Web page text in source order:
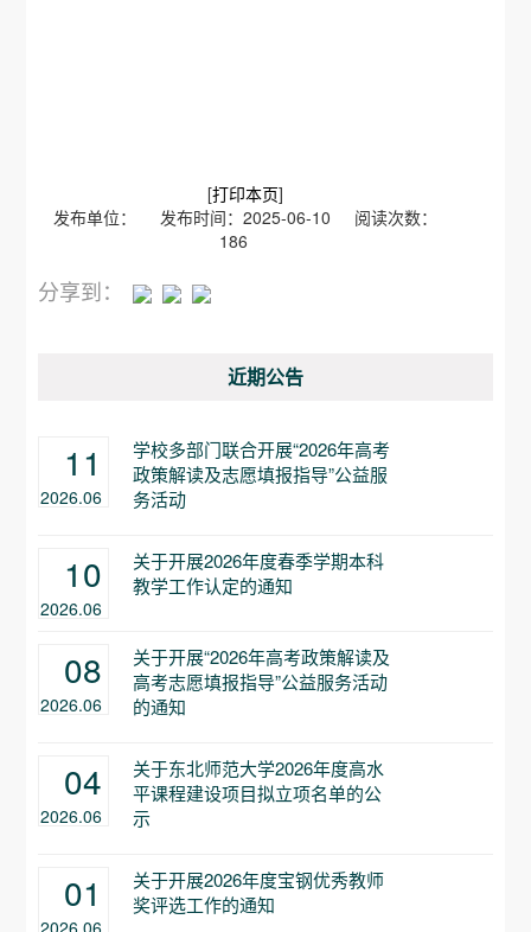
[打印本页]
发布单位： 发布时间：2025-06-10 阅读次数：
186
分享到：
近期公告
11
2026.06
学校多部门联合开展“2026年高考
政策解读及志愿填报指导”公益服
务活动
10
2026.06
关于开展2026年度春季学期本科
教学工作认定的通知
08
2026.06
关于开展“2026年高考政策解读及
高考志愿填报指导”公益服务活动
的通知
04
2026.06
关于东北师范大学2026年度高水
平课程建设项目拟立项名单的公
示
01
2026.06
关于开展2026年度宝钢优秀教师
奖评选工作的通知